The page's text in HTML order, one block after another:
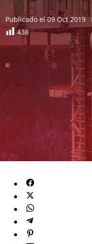
Publicado el 09 Oct 2019
438
©